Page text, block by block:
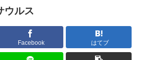
ウルス
Facebook はてブ